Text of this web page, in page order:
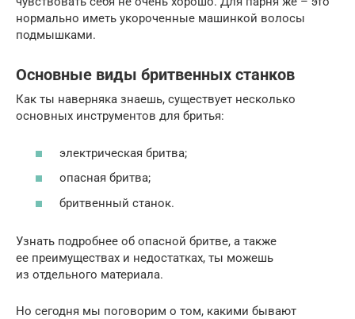
нормально иметь укороченные машинкой волосы
подмышками.
Основные виды бритвенных станков
Как ты наверняка знаешь, существует несколько
основных инструментов для бритья:
электрическая бритва;
опасная бритва;
бритвенный станок.
Узнать подробнее об опасной бритве, а также
ее преимуществах и недостатках, ты можешь
из отдельного материала.
Но сегодня мы поговорим о том, какими бывают